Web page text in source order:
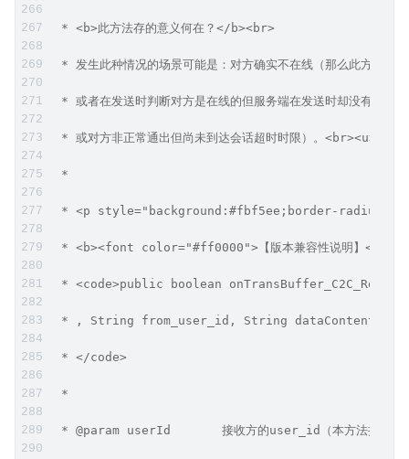
* <b>此方法存的意义何在？</b><br>
* 发生此种情况的场景可能是：对方确实不在线（那么此方法里
* 或者在发送时判断对方是在线的但服务端在发送时却没有成功
* 或对方非正常通出但尚未到达会话超时时限）。<br><u>应用
*
* <p style="background:#fbf5ee;border-
* <b><font color="#ff0000">【版本兼容性说明】</
* <code>public boolean
* , String from_user_id, String dataContent,
* </code>
*
* @param userId       接收方的user_id（本方法接收的是客